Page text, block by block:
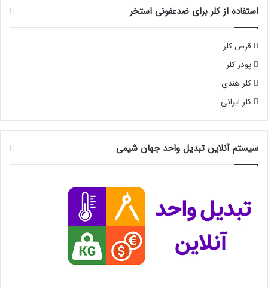
استفاده از کلر برای ضدعفونی استخر
قرص کلر
پودر کلر
کلر هندی
کلر ایرانی
سیستم آنلاین تبدیل واحد جهان شیمی